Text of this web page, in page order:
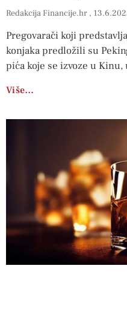
Redakcija Financije.hr
Pregovarači koji
konjaka predložili su
pića koje se izvoze u Kinu,
Više…